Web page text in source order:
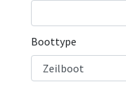
Boottype